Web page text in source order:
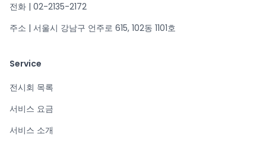
전화 | 02-2135-2172
주소 | 서울시 강남구 언주로 615, 102동 1101호
Service
전시회 목록
서비스 요금
서비스 소개